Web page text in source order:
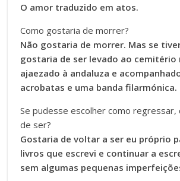
O amor traduzido em atos.
Como gostaria de morrer?
Não gostaria de morrer. Mas se
gostaria de ser levado ao cemitério
ajaezado à andaluza e
acrobatas e uma banda filarmónica.
Se pudesse escolher como regressar,
de ser?
Gostaria de voltar a ser eu próprio
livros que escrevi e continuar a
sem algumas pequenas